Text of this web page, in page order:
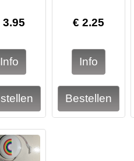
3.95 € 2.25